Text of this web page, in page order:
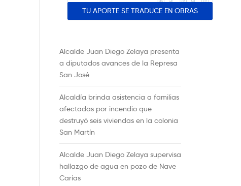
TU APORTE SE TRADUCE EN OBRAS
Alcalde Juan Diego Zelaya presenta
a diputados avances de la Represa
San José
Alcaldía brinda asistencia a familias
afectadas por incendio que
destruyó seis viviendas en la colonia
San Martín
Alcalde Juan Diego Zelaya supervisa
hallazgo de agua en pozo de Nave
Carías